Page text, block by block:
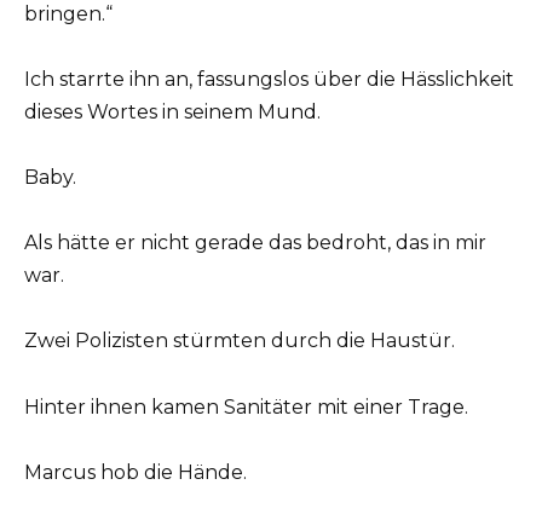
bringen.“
Ich starrte ihn an, fassungslos über die Hässlichkeit
dieses Wortes in seinem Mund.
Baby.
Als hätte er nicht gerade das bedroht, das in mir
war.
Zwei Polizisten stürmten durch die Haustür.
Hinter ihnen kamen Sanitäter mit einer Trage.
Marcus hob die Hände.